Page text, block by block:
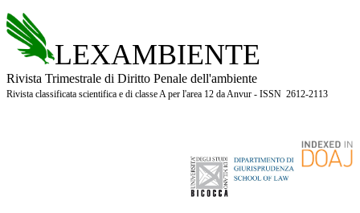
LEXAMBIENTE
Rivista Trimestrale di Diritto Penale dell'ambiente
Rivista classificata scientifica e di classe A per l'area 12 da Anvur - ISSN 2612-2113